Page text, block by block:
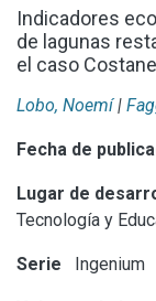
Statistics
Indicadores
de lagunas
el caso
Lobo, Noemí |
Fecha de
Lugar de
Tecnología y
Serie Ingenium